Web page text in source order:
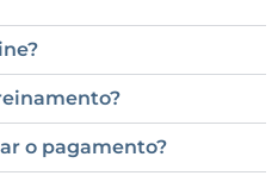
o pagamento?